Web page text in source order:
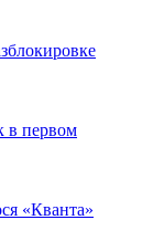
в первом
«Кванта»